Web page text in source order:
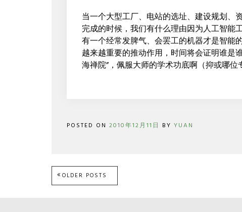
智
能
与
人
类
智
能
当一个大型工厂、电站的选址、建设规划、
完成的时候，我们有什么理由因为人工智能
有一个经常发脾气、会罢工的机器才是智能
越来越重要的推动作用，时间将会证明谁
海禅院”，佩服大师的学术功底啊（抑或哪位
POSTED ON 2010年12月11日 BY YUAN
Posts
OLDER POSTS